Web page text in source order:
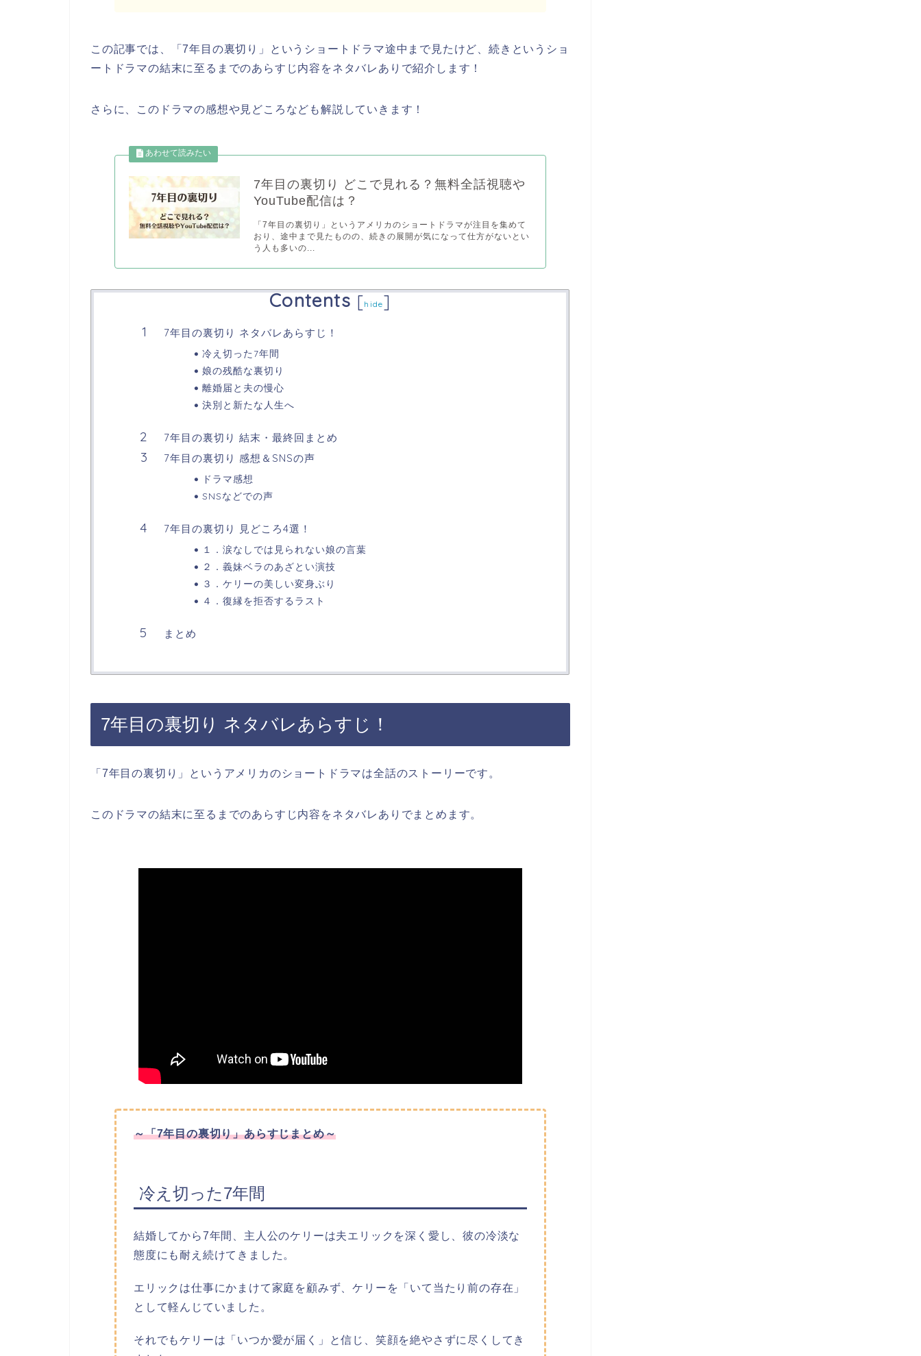
この記事では、「7年目の裏切り」 という ショートドラマ途中まで見たけど、続き というショ
ートドラマの結末に至るまでのあらすじ内容をネタバレありで紹介します！
さらに、このドラマの感想や見どころなども解説していきます！
7年目の裏切り どこで見れる？無料全話視聴や
YouTube配信は？
「7年目の裏切り」というアメリカのショートドラマが注目を集めて
おり、途中まで見たものの、続きの展開が気になって仕方がないとい
う人も多いの...
Contents [hide]
7年目の裏切り ネタバレあらすじ！
冷え切った7年間
娘の残酷な裏切り
離婚届と夫の慢心
決別と新たな人生へ
7年目の裏切り 結末・最終回まとめ
7年目の裏切り 感想＆SNSの声
ドラマ感想
SNSなどでの声
7年目の裏切り 見どころ4選！
１．涙なしでは見られない娘の言葉
２．義妹ベラのあざとい演技
３．ケリーの美しい変身ぶり
４．復縁を拒否するラスト
まとめ
7年目の裏切り ネタバレあらすじ！
「7年目の裏切り」というアメリカのショートドラマは全話のストーリーです。
このドラマの結末に至るまでのあらすじ内容をネタバレありでまとめます。
～「7年目の裏切り」あらすじまとめ～
冷え切った7年間
結婚してから7年間、主人公のケリーは夫エリックを深く愛し、彼の冷淡な
態度にも耐え続けてきました。
エリックは仕事にかまけて家庭を顧みず、ケリーを「いて当たり前の存在」
として軽んじていました。
それでもケリーは「いつか愛が届く」と信じ、笑顔を絶やさずに尽くしてき